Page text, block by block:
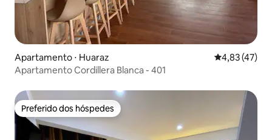
Apartamento ⋅ Huaraz 4,83 de uma
4,83 (47)
Apartamento Cordillera Blanca - 401
Preferido dos hóspedes
Preferido dos hóspedes